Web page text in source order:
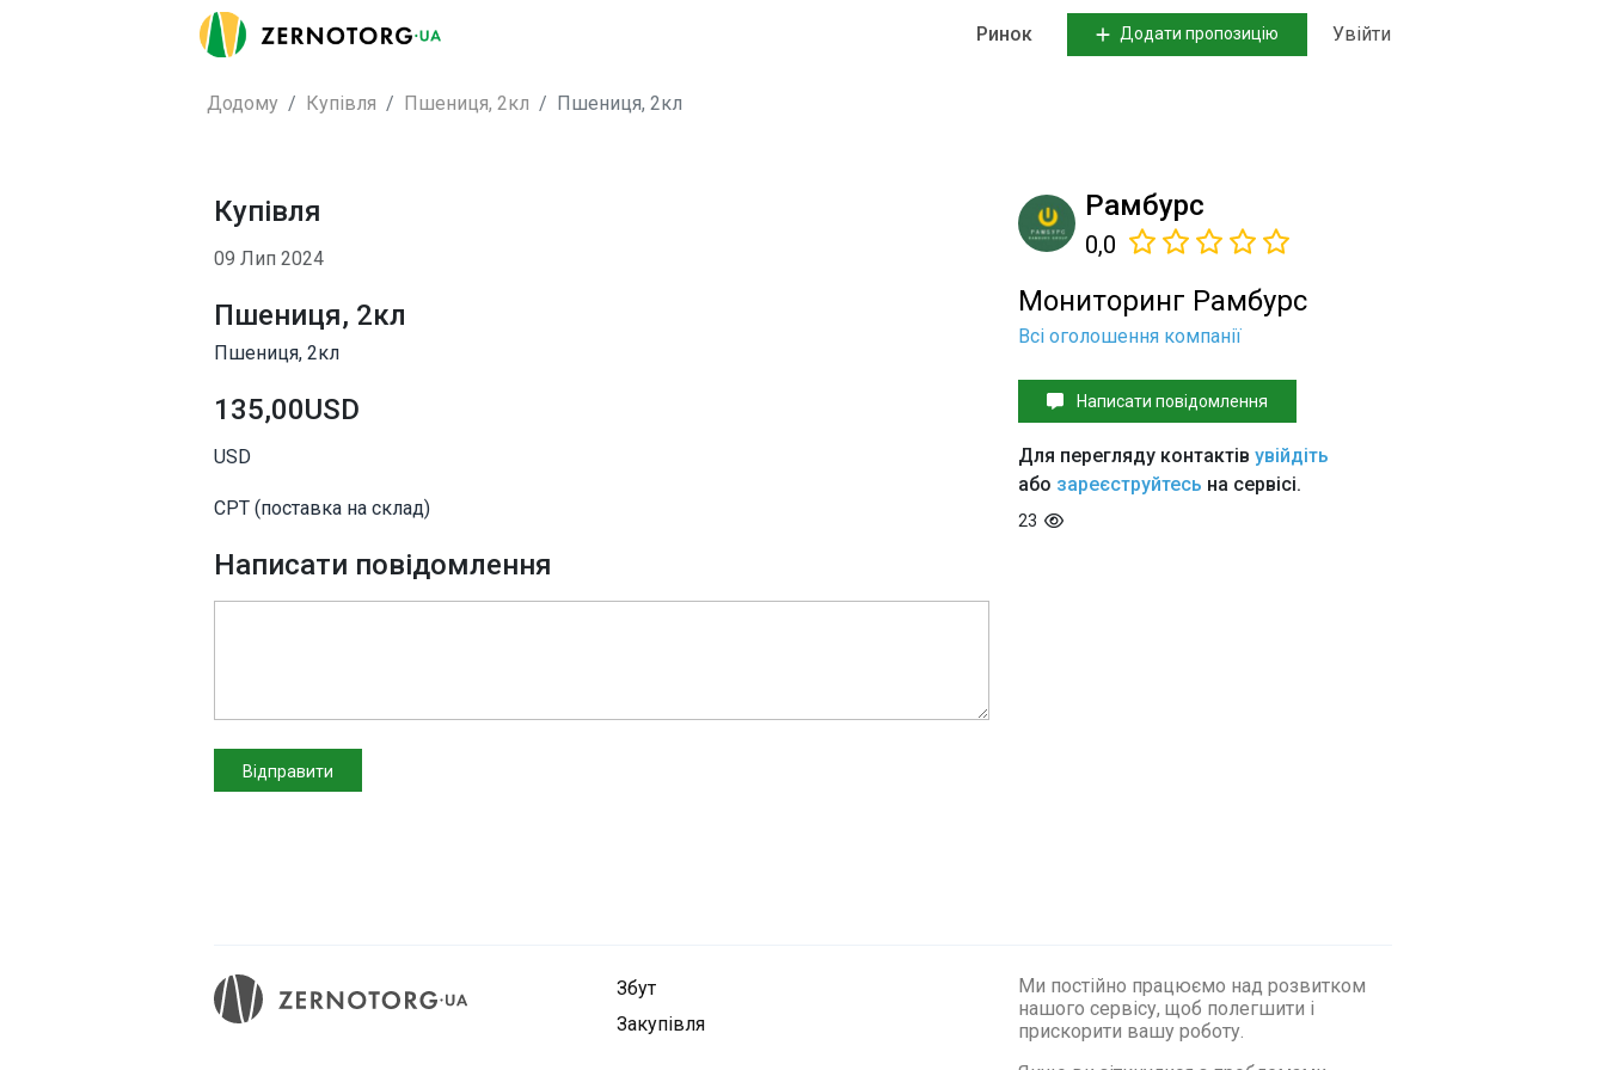
Ринок Додати пропозицію Увійти
Додому Купівля Пшениця, 2кл Пшениця, 2кл
Купівля
09 Лип 2024
Пшениця, 2кл
Пшениця, 2кл
135,00USD
USD
CPT (поставка на склад)
Написати повідомлення
Рамбурс
0,0
Мониторинг Рамбурс
Всі оголошення компанії
Написати повідомлення
Для перегляду контактівувійдіть
або зареєструйтесь на сервісі.
23
Збут
Закупівля
Ми постійно працюємо над розвитком
нашого сервісу, щоб полегшити і
прискорити вашу роботу.